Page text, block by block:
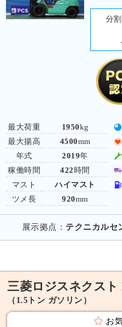
分
最大荷重
最大揚高
年式
稼働時間
マスト
ツメ長
1950kg
4500mm
2019年
422 時間
ハイマスト
920mm
展示拠点： テクニカルセ
三菱ロジスネクスト
（1.5トン ガソリン）
お